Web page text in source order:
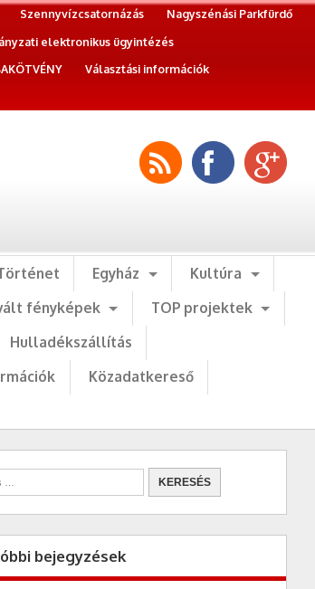
Szennyvízcsatornázás
Nagyszénási Parkfürdő
elektronikus ügyintézés
Választási információk
Egyház
Kultúra
fényképek
TOP projektek
Hulladékszállítás
Közadatkereső
bejegyzések